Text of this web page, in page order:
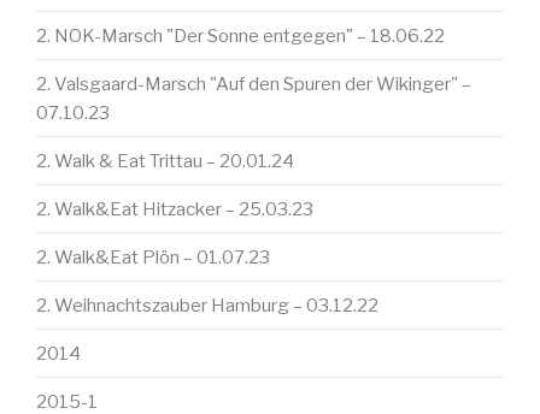
2. NOK-Marsch "Der Sonne entgegen" – 18.06.22
2. Valsgaard-Marsch "Auf den Spuren der Wikinger" –
07.10.23
2. Walk & Eat Trittau – 20.01.24
2. Walk&Eat Hitzacker – 25.03.23
2. Walk&Eat Plön – 01.07.23
2. Weihnachtszauber Hamburg – 03.12.22
2014
2015-1